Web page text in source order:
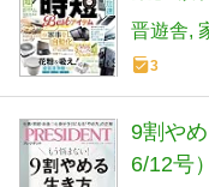
晋遊舎
3
9割や
6/12号）